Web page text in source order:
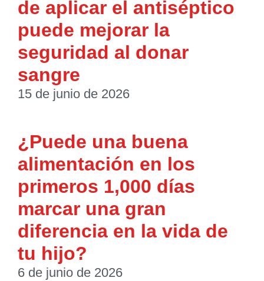
de aplicar el antiséptico
puede mejorar la
seguridad al donar
sangre
15 de junio de 2026
¿Puede una buena
alimentación en los
primeros 1,000 días
marcar una gran
diferencia en la vida de
tu hijo?
6 de junio de 2026